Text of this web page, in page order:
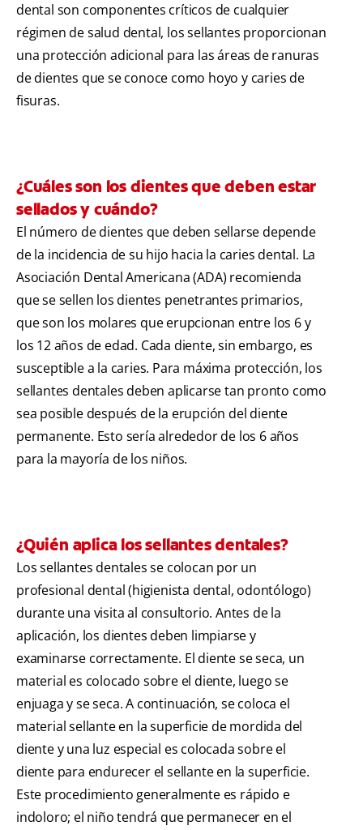
dental son componentes críticos de cualquier
régimen de salud dental, los sellantes proporcionan
una protección adicional para las áreas de ranuras
de dientes que se conoce como hoyo y caries de
fisuras.
¿Cuáles son los dientes que deben estar
sellados y cuándo?
El número de dientes que deben sellarse depende
de la incidencia de su hijo hacia la caries dental. La
Asociación Dental Americana (ADA) recomienda
que se sellen los dientes penetrantes primarios,
que son los molares que erupcionan entre los 6 y
los 12 años de edad. Cada diente, sin embargo, es
susceptible a la caries. Para máxima protección, los
sellantes dentales deben aplicarse tan pronto como
sea posible después de la erupción del diente
permanente. Esto sería alrededor de los 6 años
para la mayoría de los niños.
¿Quién aplica los sellantes dentales?
Los sellantes dentales se colocan por un
profesional dental (higienista dental, odontólogo)
durante una visita al consultorio. Antes de la
aplicación, los dientes deben limpiarse y
examinarse correctamente. El diente se seca, un
material es colocado sobre el diente, luego se
enjuaga y se seca. A continuación, se coloca el
material sellante en la superficie de mordida del
diente y una luz especial es colocada sobre el
diente para endurecer el sellante en la superficie.
Este procedimiento generalmente es rápido e
indoloro; el niño tendrá que permanecer en el